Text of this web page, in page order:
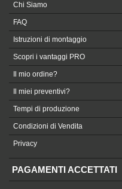
Chi Siamo
FAQ
Istruzioni di montaggio
Scopri i vantaggi PRO
Il mio ordine?
Il miei preventivi?
Tempi di produzione
Condizioni di Vendita
Privacy
PAGAMENTI ACCETTATI